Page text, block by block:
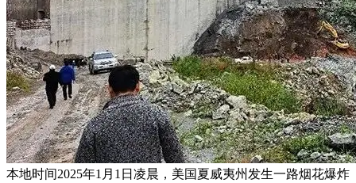
本地时间2025年1月1日凌晨，美国夏威夷州发生一路烟花爆炸